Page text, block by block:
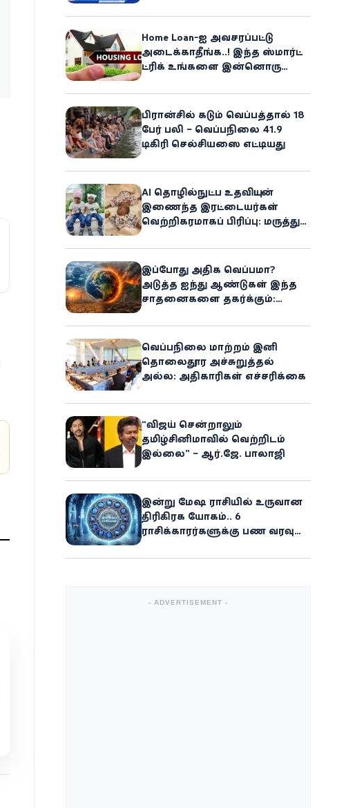
Home Loan-ஐ அவசரப்பட்டு
அடைக்காதீங்க..! இந்த ஸ்மார்ட்
ட்ரிக் உங்களை இன்னொரு
உரிமையாளராக்கலாம்!
பிரான்சில் கடும் வெப்பத்தால் 18
பேர் பலி – வெப்பநிலை 41.9
டிகிரி செல்சியஸை எட்டியது
AI தொழில்நுட்ப உதவியுடன்
இணைந்த இரட்டையர்கள்
வெற்றிகரமாகப் பிரிப்பு: மருத்துவ
இப்போது அதிக வெப்பமா?
அடுத்த ஐந்து ஆண்டுகள் இந்த
சாதனைகளை தகர்க்கும்:
எச்சரிக்கை
வெப்பநிலை மாற்றம் இனி
தொலைதூர அச்சுறுத்தல்
அல்ல: அதிகாரிகள் எச்சரிக்கை
“விஜய் சென்றாலும்
தமிழ்சினிமாவில் வெற்றிடம்
இல்லை” – ஆர்.ஜே. பாலாஜி
இன்று மேஷ ராசியில் உருவான
திரிகிரக யோகம்.. 6
ராசிக்காரர்களுக்கு பண வரவு
- ADVERTISEMENT -